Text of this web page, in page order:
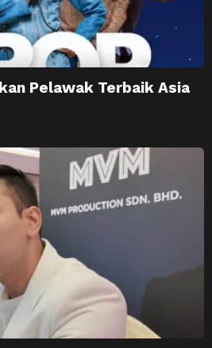
Pelawak Terbaik Asia